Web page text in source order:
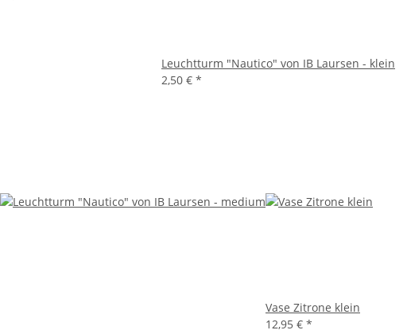
Leuchtturm "Nautico" von IB Laursen - klein
2,50 € *
Vase Zitrone klein
12,95 € *